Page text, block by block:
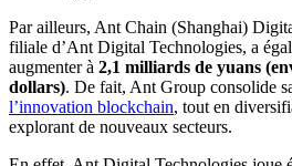
Par ailleurs, Ant Chain (Shanghai)
filiale d’Ant Digital Technologies, a
augmenter à 2,1 milliards de yuans
dollars). De fait, Ant Group consolide
l’innovation blockchain, tout en
explorant de nouveaux secteurs.